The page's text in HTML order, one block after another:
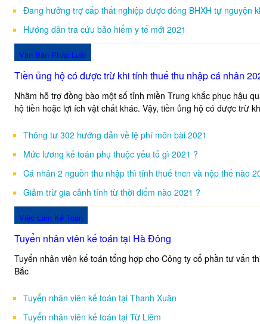
Đang hưởng trợ cấp thất nghiệp được đóng BHXH tự nguyện
Hướng dẫn tra cứu bảo hiểm y tế mới 2021
Văn Bản Pháp Luật
Tiền ủng hộ có được trừ khi tính thuế thu nhập cá nhân
Nhằm hỗ trợ đồng bào một số tỉnh miền Trung khắc phục hậu
hộ tiền hoặc lợi ích vật chất khác. Vậy, tiền ủng hộ có được trừ
Thông tư 302 hướng dẫn về lệ phí môn bài 2021
Mức lương kế toán phụ thuộc yếu tố gì 2021 ?
Cá nhân 2 nguồn thu nhập thì tính thuế tncn và nộp thế nào
Giảm trừ gia cảnh tính từ thời điểm nào 2021 ?
Việc Làm Kế Toán
Tuyển nhân viên kế toán tại Hà Đông
Tuyển nhân viên kế toán tổng hợp cho Công ty cổ phần tư vấn
Bắc
Tuyển nhân viên kế toán tại Thanh Xuân
Tuyển nhân viên kế toán tại Từ Liêm